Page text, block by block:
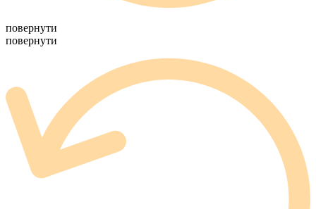
повернути
повернути